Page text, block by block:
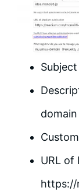
URL of
https://